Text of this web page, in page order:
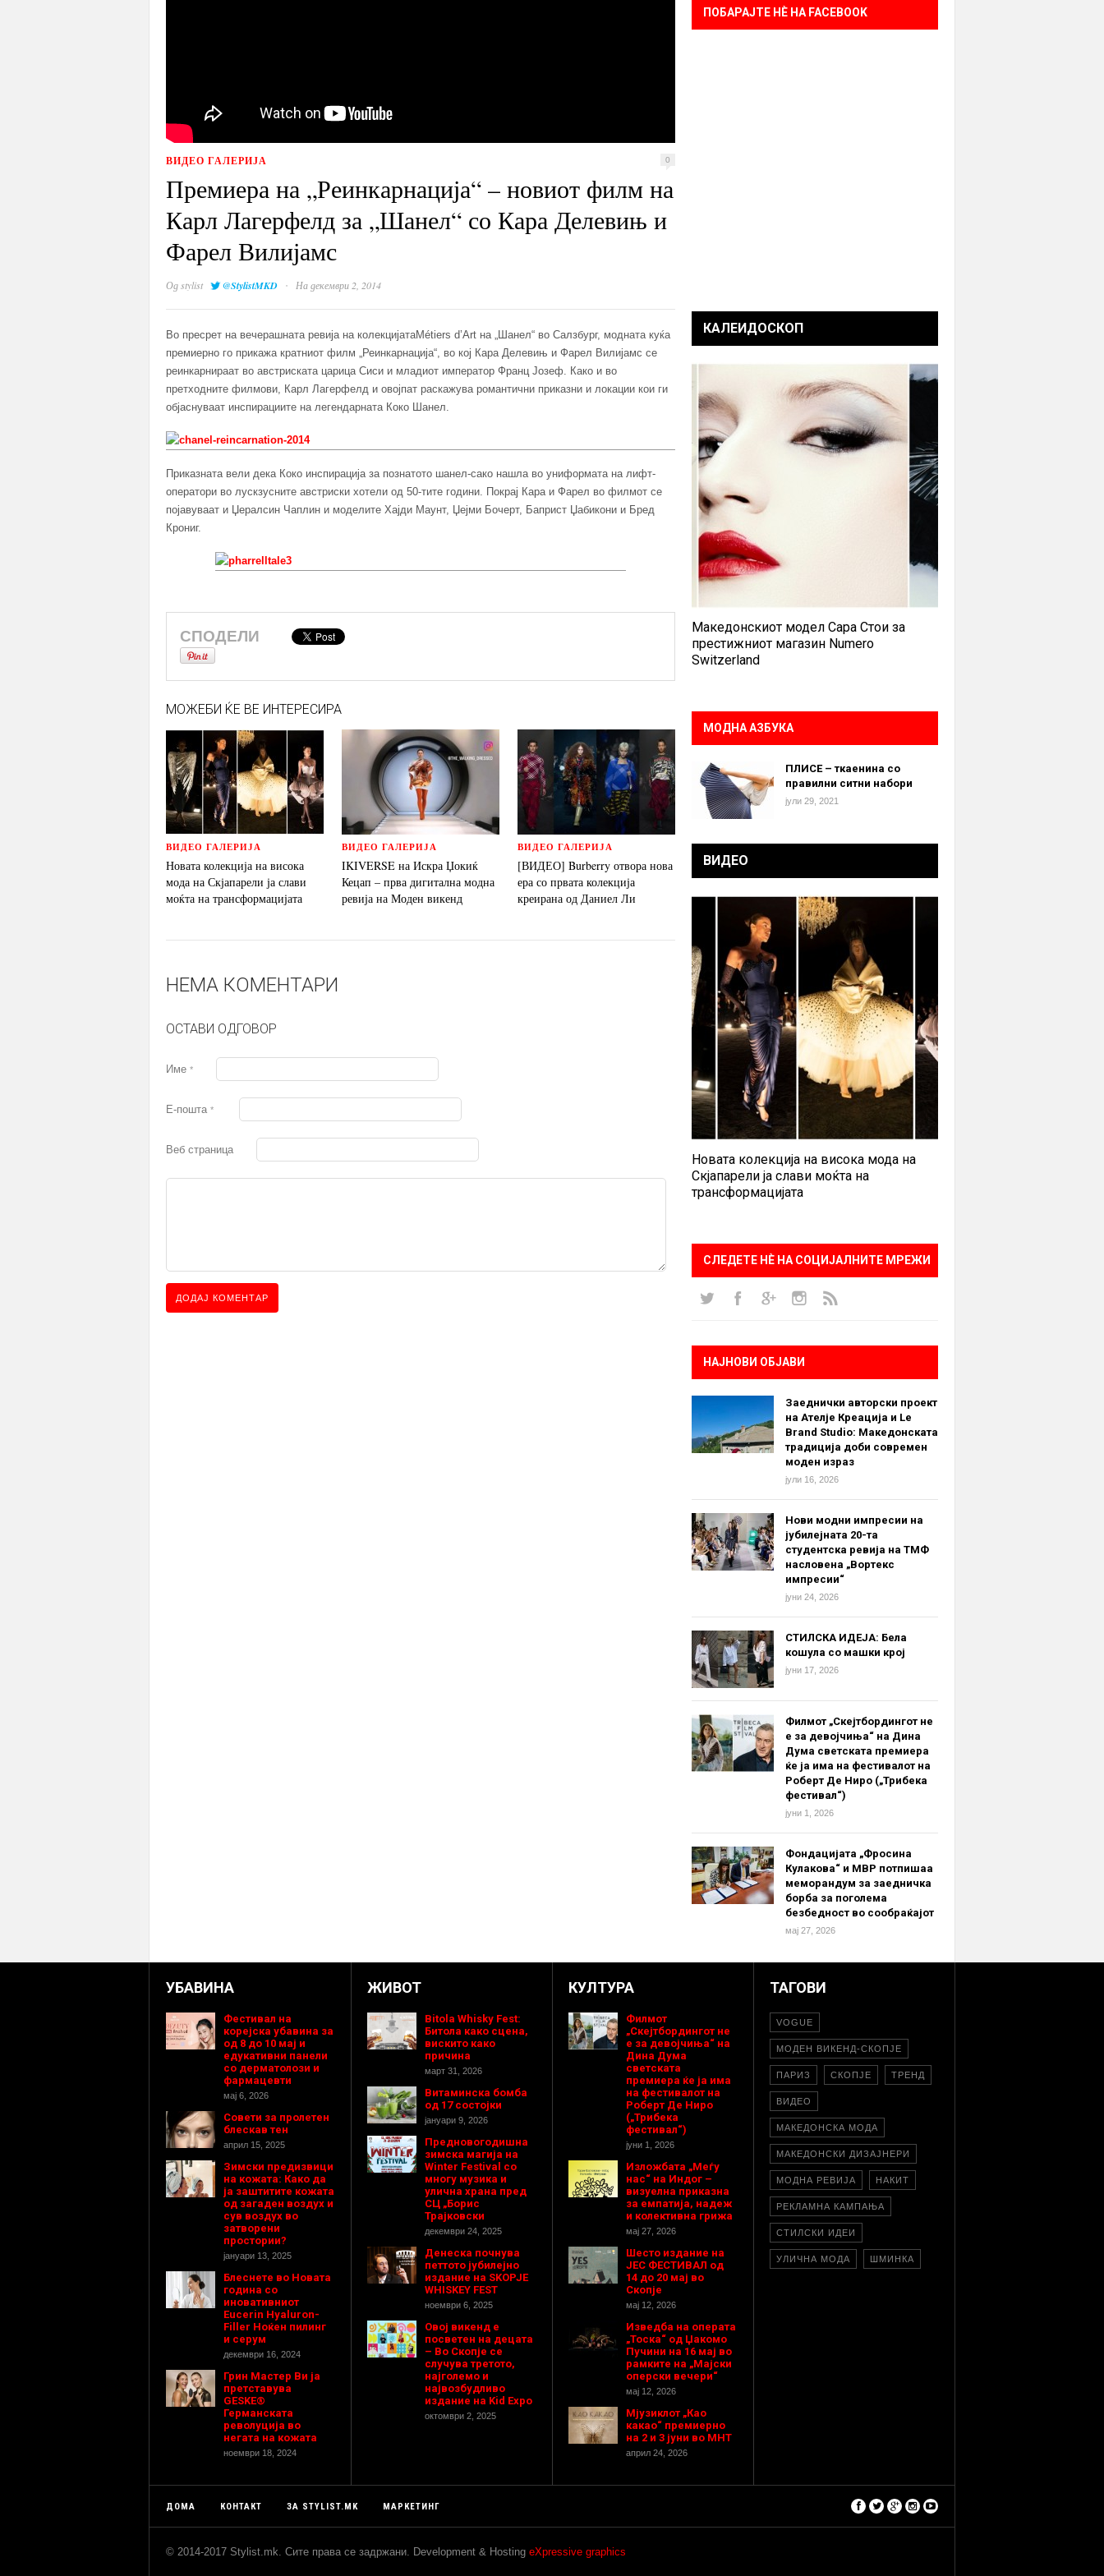
ВИДЕО ГАЛЕРИЈА 0
Премиера на „Реинкарнација“ – новиот филм на
Карл Лагерфелд за „Шанел“ со Кара Делевињ и
Фарел Вилијамс
Одstylist @StylistMKD · На декември 2, 2014
Во пресрет на вечерашната ревија на колекцијатаMétiers d’Art на „Шанел“ во Салзбург, модната куќа
премиерно го прикажа кратниот филм „Реинкарнација“, во кој Кара Делевињ и Фарел Вилијамс се
реинкарнираат во австриската царица Сиси и младиот император Франц Јозеф. Како и во
претходните филмови, Карл Лагерфелд и овојпат раскажува романтични приказни и локации кои ги
објаснуваат инспирациите на легендарната Коко Шанел.
Приказната вели дека Коко инспирација за познатото шанел-сако нашла во униформата на лифт-
оператори во лускзусните австриски хотели од 50-тите години. Покрај Кара и Фарел во филмот се
појавуваат и Џералсин Чаплин и моделите Хајди Маунт, Џејми Бочерт, Баприст Џабикони и Бред
Крониг.
СПОДЕЛИ
МОЖЕБИ ЌЕ ВЕ ИНТЕРЕСИРА
ВИДЕО ГАЛЕРИЈА
Новата колекција на висока
мода на Скјапарели ја слави
моќта на трансформацијата
ВИДЕО ГАЛЕРИЈА
IKIVERSE на Искра Џокиќ
Кецап – прва дигитална модна
ревија на Моден викенд
ВИДЕО ГАЛЕРИЈА
[ВИДЕО] Burberry отвора нова
ера со првата колекција
креирана од Даниел Ли
НЕМА КОМЕНТАРИ
ОСТАВИ ОДГОВОР
Име *
Е-пошта *
Веб страница
ПОБАРАЈТЕ НÈ НА FACEBOOK
КАЛЕИДОСКОП
Македонскиот модел Сара Стои за
престижниот магазин Numero
Switzerland
МОДНА АЗБУКА
ПЛИСЕ – ткаенина со
правилни ситни набори
јули 29, 2021
ВИДЕО
Новата колекција на висока мода на
Скјапарели ја слави моќта на
трансформацијата
СЛЕДЕТЕ НÈ НА СОЦИЈАЛНИТЕ МРЕЖИ
НАЈНОВИ ОБЈАВИ
Заеднички авторски проект
на Ателје Креација и Le
Brand Studio: Македонската
традиција доби современ
моден израз
јули 16, 2026
Нови модни импресии на
јубилејната 20-та
студентска ревија на ТМФ
насловена „Вортекс
импресии“
јуни 24, 2026
СТИЛСКА ИДЕЈА: Бела
кошула со машки крој
јуни 17, 2026
Филмот „Скејтбордингот не
е за девојчиња“ на Дина
Дума светската премиера
ќе ја има на фестивалот на
Роберт Де Ниро („Трибека
фестивал“)
јуни 1, 2026
Фондацијата „Фросина
Кулакова“ и МВР потпишаа
меморандум за заедничка
борба за поголема
безбедност во сообраќајот
мај 27, 2026
УБАВИНА
Фестивал на
корејска убавина за
од 8 до 10 мај и
едукативни панели
со дерматолози и
фармацевти
мај 6, 2026
Совети за пролетен
блескав тен
април 15, 2025
Зимски предизвици
на кожата: Како да
ја заштитите кожата
од загаден воздух и
сув воздух во
затворени
простории?
јануари 13, 2025
Блеснете во Новата
година со
иновативниот
Eucerin Hyaluron-
Filler Ноќен пилинг
и серум
декември 16, 2024
Грин Мастер Ви ја
претставува
GESKE®
Германската
револуција во
негата на кожата
ноември 18, 2024
ЖИВОТ
Bitola Whisky Fest:
Битола како сцена,
вискито како
причина
март 31, 2026
Витаминска бомба
од 17 состојки
јануари 9, 2026
Предновогодишнa
зимска магија на
Winter Festival со
многу музика и
улична храна пред
СЦ „Борис
Трајковски
декември 24, 2025
Денеска почнува
петтото јубилејно
издание на SKOPJE
WHISKEY FEST
ноември 6, 2025
Овој викенд е
посветен на децата
– Во Скопје се
случува третото,
најголемо и
највозбудливо
издание на Kid Expo
октомври 2, 2025
КУЛТУРА
Филмот
„Скејтбордингот не
е за девојчиња“ на
Дина Дума
светската
премиера ќе ја има
на фестивалот на
Роберт Де Ниро
(„Трибека
фестивал“)
јуни 1, 2026
Изложбата „Меѓу
нас“ на Индог –
визуелна приказна
за емпатија, надеж
и колективна грижа
мај 27, 2026
Шесто издание на
ЈЕС ФЕСТИВАЛ од
14 до 20 мај во
Скопје
мај 12, 2026
Изведба на операта
„Тоска“ од Џакомо
Пучини на 16 мај во
рамките на „Мајски
оперски вечери“
мај 12, 2026
Мјузиклот „Као
какао“ премиерно
на 2 и 3 јуни во МНТ
април 24, 2026
ТАГОВИ
VOGUE
МОДЕН ВИКЕНД-СКОПЈЕ
ПАРИЗ СКОПЈЕ ТРЕНД
ВИДЕО
МАКЕДОНСКА МОДА
МАКЕДОНСКИ ДИЗАЈНЕРИ
МОДНА РЕВИЈА НАКИТ
РЕКЛАМНА КАМПАЊА
СТИЛСКИ ИДЕИ
УЛИЧНА МОДА ШМИНКА
ДОМА КОНТАКТ ЗА STYLIST.MK МАРКЕТИНГ
© 2014-2017 Stylist.mk. Сите права се задржани. Development & Hosting eXpressive graphics